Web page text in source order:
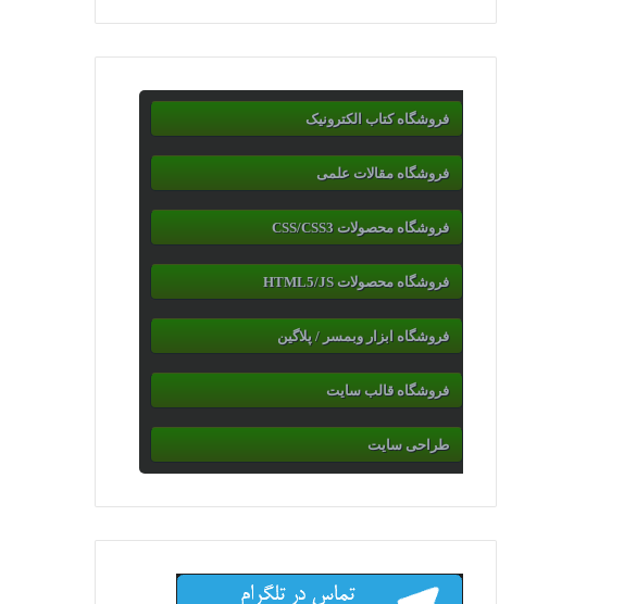
فروشگاه کتاب الکترونیک
فروشگاه مقالات علمی
فروشگاه محصولات CSS/CSS3
فروشگاه محصولات HTML5/JS
فروشگاه ابزار وبمسر / پلاگین
فروشگاه قالب سایت
طراحی سایت